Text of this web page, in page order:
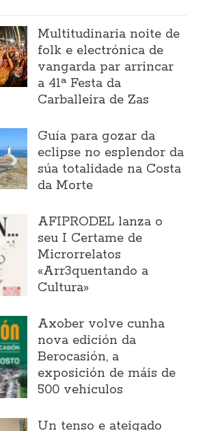
Multitudinaria noite de
folk e electrónica de
vangarda par arrincar
a 41ª Festa da
Carballeira de Zas
Guía para gozar da
eclipse no esplendor da
súa totalidade na Costa
da Morte
AFIPRODEL lanza o
seu I Certame de
Microrrelatos
«Arr3quentando a
Cultura»
Axober volve cunha
nova edición da
Berocasión, a
exposición de máis de
500 vehículos
Un tenso e ateigado